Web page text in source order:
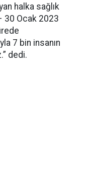
halka sağlık
30 Ocak 2023
7 bin insanın
dedi.